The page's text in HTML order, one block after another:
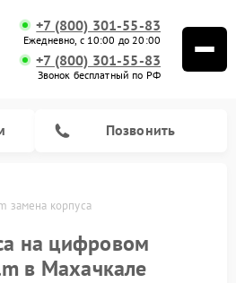
+7 (800) 301-55-83
Ежедневно, с 10:00 до 20:00
+7 (800) 301-55-83
Звонок бесплатный по РФ
Позвонить
замена корпуса
на цифровом
в Махачкале